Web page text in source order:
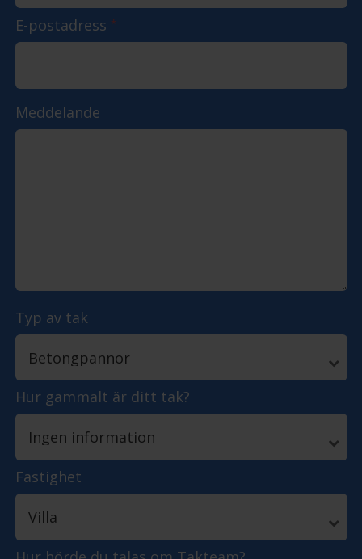
E-postadress *
Meddelande
Typ av tak
Hur gammalt är ditt tak?
Fastighet